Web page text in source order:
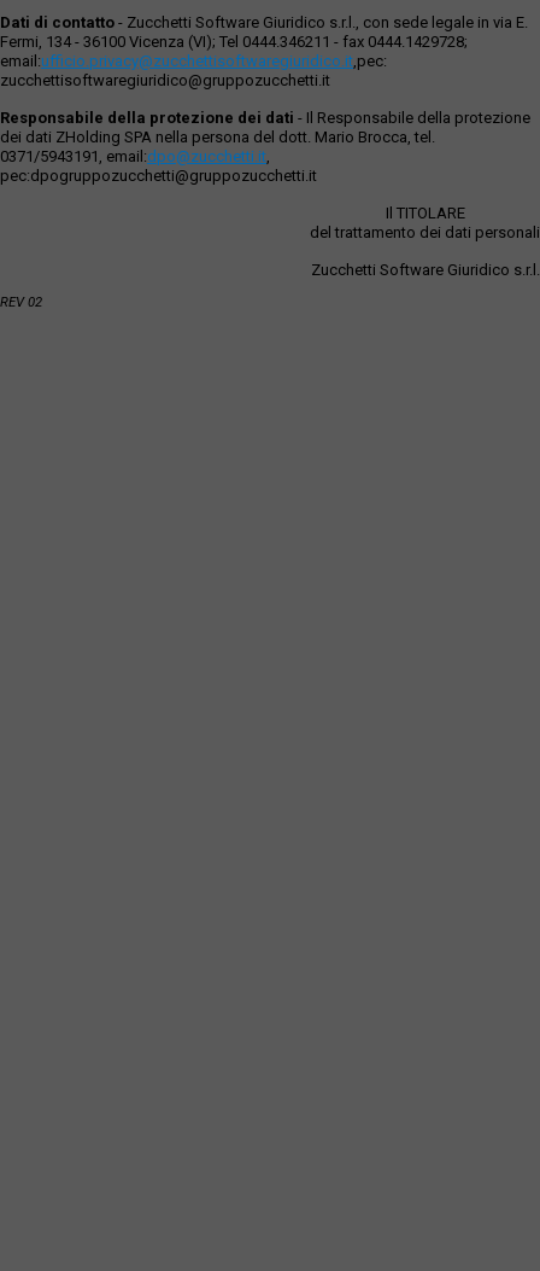
Dati di contatto - Zucchetti Software Giuridico s.r.l., con sede legale in via E.
Fermi, 134 - 36100 Vicenza (VI); Tel 0444.346211 - fax 0444.1429728;
email:ufficio.privacy@zucchettisoftwaregiuridico.it,pec:
zucchettisoftwaregiuridico@gruppozucchetti.it
Responsabile della protezione dei dati - Il Responsabile della protezione
dei dati ZHolding SPA nella persona del dott. Mario Brocca, tel.
0371/5943191, email:dpo@zucchetti.it,
pec:dpogruppozucchetti@gruppozucchetti.it
Il TITOLARE
del trattamento dei dati personali
Zucchetti Software Giuridico s.r.l.
REV 02